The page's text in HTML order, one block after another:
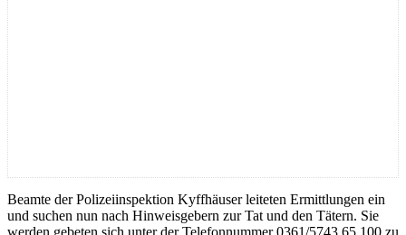
Beamte der Polizeiinspektion Kyffhäuser leiteten Ermittlungen ein
und suchen nun nach Hinweisgebern zur Tat und den Tätern. Sie
werden gebeten sich unter der Telefonnummer 0361/5743 65 100 zu